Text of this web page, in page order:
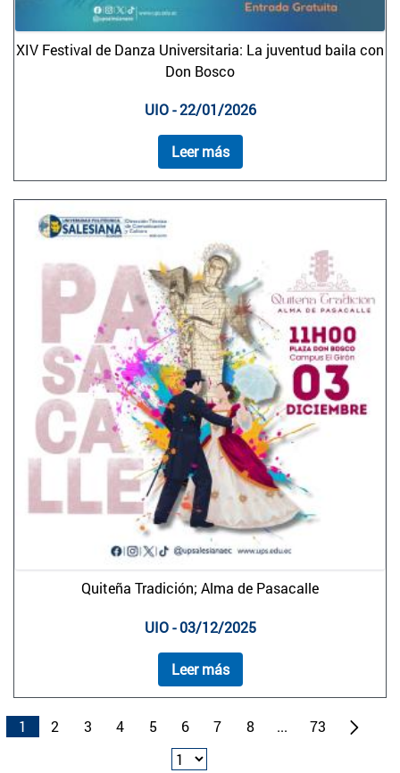
XIV Festival de Danza Universitaria: La juventud baila con
Don Bosco
UIO - 22/01/2026
Leer más
Quiteña Tradición; Alma de Pasacalle
UIO - 03/12/2025
Leer más
1 2 3 4 5 6 7 8 ... 73